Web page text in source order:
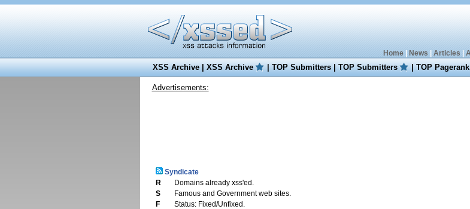
Home| News Articles
XSS Archive|XSS Archive |TOP Submitters|TOP Submitters |TOP Pagerank
Advertisements:
Syndicate
R
Domains already xss'ed.
S
Famous and Government web sites.
F
Status: Fixed/Unfixed.